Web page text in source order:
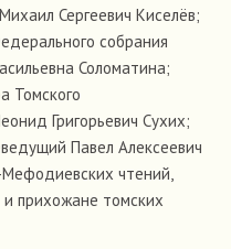
Сергеевич Киселёв;
собрания
Соломатина;
Томского
Григорьевич Сухих;
Павел Алексеевич
чтений,
прихожане томских